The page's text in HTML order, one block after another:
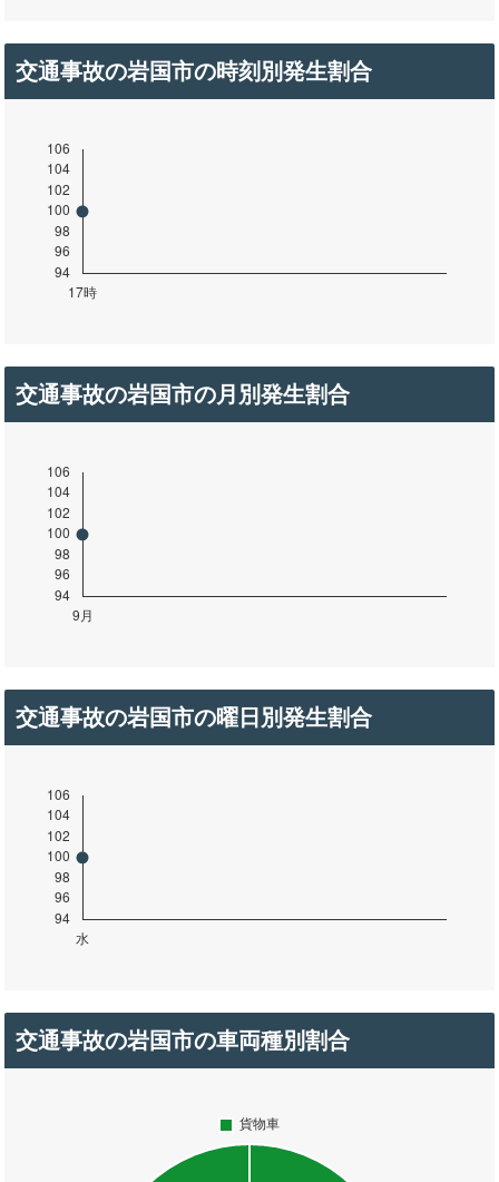
交通事故の岩国市の時刻別発生割合
交通事故の岩国市の月別発生割合
交通事故の岩国市の曜日別発生割合
交通事故の岩国市の車両種別割合